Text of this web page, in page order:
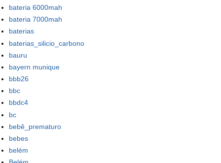
bateria 6000mah
bateria 7000mah
baterias
baterias_silicio_carbono
bauru
bayern munique
bbb26
bbc
bbdc4
bc
bebê_prematuro
bebes
belém